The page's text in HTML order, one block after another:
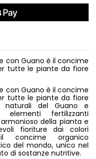
con Guano è il concime
tutte le piante da fiore
con Guano è il concime
tutte le piante da fiore
naturali del Guano e
fertilizzanti
della pianta e
fioriture dai colori
concime organico
del mondo, unico nel
di sostanze nutritive.